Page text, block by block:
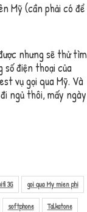
Mỹ (cần phải có để
nhưng sẽ thử tìm
điện thoại của
vụ gọi qua Mỹ. Và
ngủ thôi, mấy ngày
3G goi qua My mien phi
softphone Talkatone